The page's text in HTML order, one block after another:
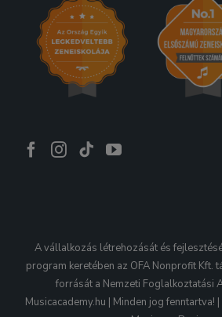
A vállalkozás létrehozását és
program keretében az OFA Nonprofit Kft.
forrását a Nemzeti Foglalkoztatási
Musicacademy.hu | Minden jog fenntartva!